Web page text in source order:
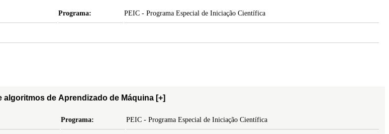
Programa: PEIC - Programa Especial de Iniciação Científica
algoritmos de Aprendizado de Máquina [+]
Programa: PEIC - Programa Especial de Iniciação Científica